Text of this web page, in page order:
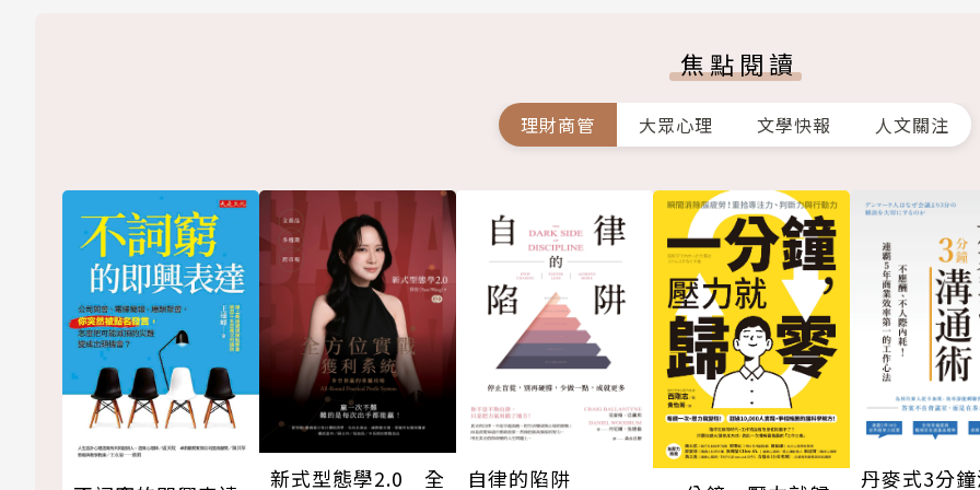
焦點閱讀
理財商管 大眾心理 文學快報 人文關注
新式型態學2.0 全 自律的陷阱 丹麥式3分